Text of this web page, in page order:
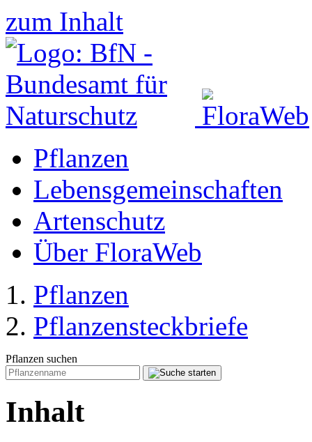
zum Inhalt
Pflanzen
Lebensgemeinschaften
Artenschutz
Über FloraWeb
Pflanzen
Pflanzensteckbriefe
Pflanzen suchen
Inhalt